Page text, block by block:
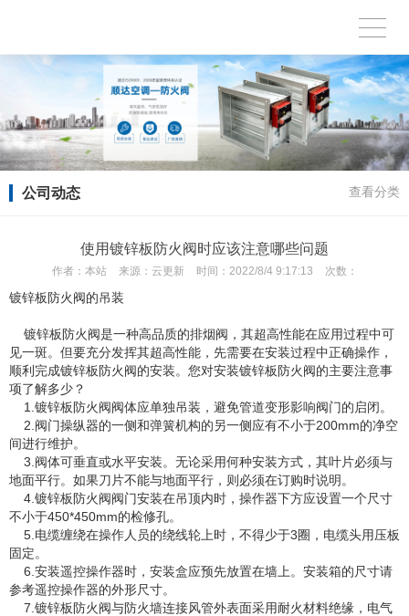
公司动态 查看分类
使用镀锌板防火阀时应该注意哪些问题
作者： 本站 来源： 云更新 时间： 2022/8/4 9:17:13 次数：
镀锌板防火阀的吊装
镀锌板防火阀是一种高品质的排烟阀，其超高性能在应用过程中可
见一斑。但要充分发挥其超高性能，先需要在安装过程中正确操作，
顺利完成镀锌板防火阀的安装。您对安装镀锌板防火阀的主要注意事
项了解多少？
1.镀锌板防火阀阀体应单独吊装，避免管道变形影响阀门的启闭。
2.阀门操纵器的一侧和弹簧机构的另一侧应有不小于200mm的净空
间进行维护。
3.阀体可垂直或水平安装。无论采用何种安装方式，其叶片必须与
地面平行。如果刀片不能与地面平行，则必须在订购时说明。
4.镀锌板防火阀阀门安装在吊顶内时，操作器下方应设置一个尺寸
不小于450*450mm的检修孔。
5.电缆缠绕在操作人员的绕线轮上时，不得少于3圈，电缆头用压板
固定。
6.安装遥控操作器时，安装盒应预先放置在墙上。安装箱的尺寸请
参考遥控操作器的外形尺寸。
7.镀锌板防火阀与防火墙连接风管外表面采用耐火材料绝缘，电气